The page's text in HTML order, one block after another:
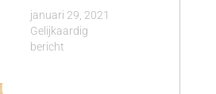
januari 29, 2021
Gelijkaardig
bericht